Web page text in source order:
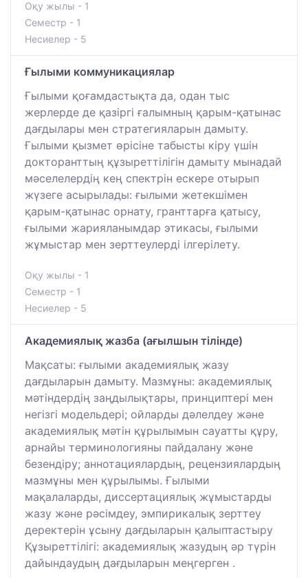
Оқу жылы - 1
Семестр - 1
Несиелер - 5
Ғылыми коммуникациялар
Ғылыми қоғамдастықта да, одан тыс
жерлерде де қазіргі ғалымның қарым-қатынас
дағдылары мен стратегияларын дамыту.
Ғылыми қызмет өрісіне табысты кіру үшін
докторанттың құзыреттілігін дамыту мынадай
мәселелердің кең спектрін ескере отырып
жүзеге асырылады: ғылыми жетекшімен
қарым-қатынас орнату, гранттарға қатысу,
ғылыми жарияланымдар этикасы, ғылыми
жұмыстар мен зерттеулерді ілгерілету.
Оқу жылы - 1
Семестр - 1
Несиелер - 5
Академиялық жазба (ағылшын тілінде)
Мақсаты: ғылыми академиялық жазу
дағдыларын дамыту. Мазмұны: академиялық
мәтіндердің заңдылықтары, принциптері мен
негізгі модельдері; ойларды дәлелдеу және
академиялық мәтін құрылымын сауатты құру,
арнайы терминологияны пайдалану және
безендіру; аннотациялардың, рецензиялардың
мазмұны мен құрылымы. Ғылыми
мақалаларды, диссертациялық жұмыстарды
жазу және рәсімдеу, эмпирикалық зерттеу
деректерін ұсыну дағдыларын қалыптастыру
Құзыреттілігі: академиялық жазудың әр түрін
дайындаудың дағдыларын меңгерген .